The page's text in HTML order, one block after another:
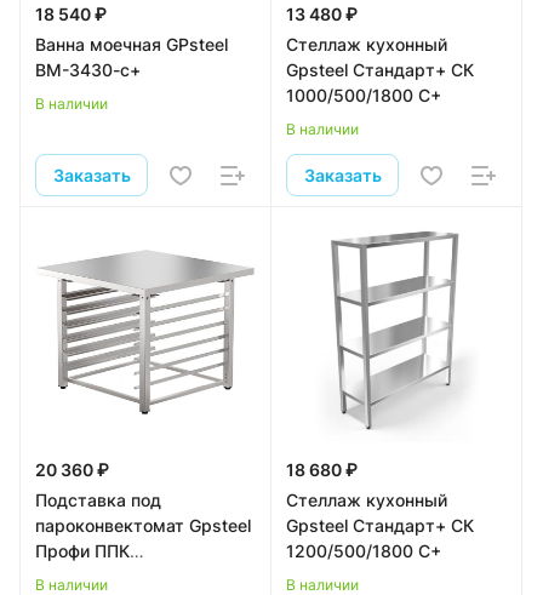
18 540 ₽
Ванна моечная GPsteel
ВМ-3430-с+
В наличии
Заказать
13 480 ₽
Стеллаж кухонный
Gpsteel Стандарт+ СК
1000/500/1800 С+
В наличии
Заказать
20 360 ₽
Подставка под
пароконвектомат Gpsteel
Профи ППК
6/850/850/700 П
В наличии
18 680 ₽
Стеллаж кухонный
Gpsteel Стандарт+ СК
1200/500/1800 С+
В наличии